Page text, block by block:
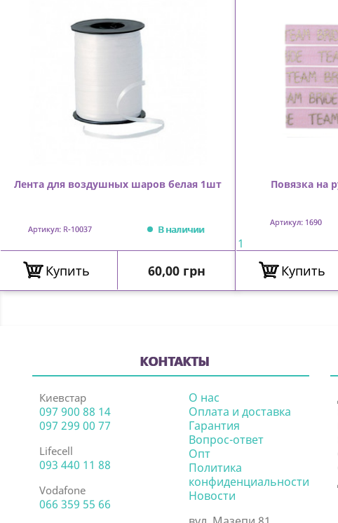
Лента для воздушных шаров белая 1шт
Артикул: R-10037 В наличии
Купить Цена
60,00 грн
Повязка на
Артикул: 1690
1
Купить
КОНТАКТЫ
Киевстар
097 900 88 14
097 299 00 77
Lifecell
093 440 11 88
Vodafone
066 359 55 66
О нас
Оплата и доставка
Гарантия
Вопрос-ответ
Опт
Политика
конфиденциальности
Новости